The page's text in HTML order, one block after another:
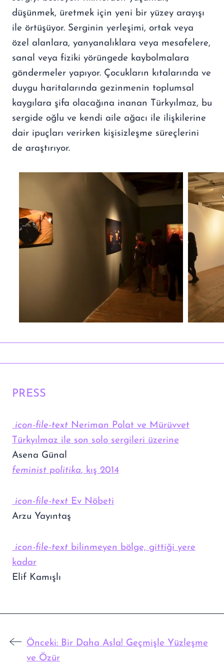
düşünmek, üretmek için yeni bir yüzey arayışı
ile örtüşüyor. Serginin yerleşimi, ortak veya
özel alanlara, yanyanalıklara veya mesafelere,
sanal veya fiziki yörüngede kaybolmalara
göndermeler yapıyor. Çocukların kıtalarında ve
duygu haritalarında gezinmenin toplumsal
kaygılara şifa olacağına inanan Türkyılmaz, bu
sergide oğlu ve kendi aile ağacı ile ilişkilerine
dair ipuçları verirken kişisizleşme süreçlerini
de araştırıyor.
PRESS
icon-file-text Neriman Polat ve Mürüvvet
Türkyılmaz ile son solo sergileri üzerine
Asena Günal
feminist politika, kış 2014
icon-file-text Ev Nöbeti
Arzu Yayıntaş
icon-file-text bilinmeyen bölge, gittiği yere
kadar
Elif Kamışlı
Önceki: Bir Daha Asla! Geçmişle Yüzleşme
ve Özür